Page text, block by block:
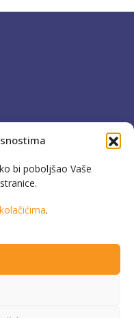
bi poboljšao Vaše
.
contents are the sole